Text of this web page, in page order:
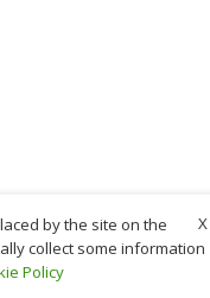
X
by the site on the
collect some information
Policy